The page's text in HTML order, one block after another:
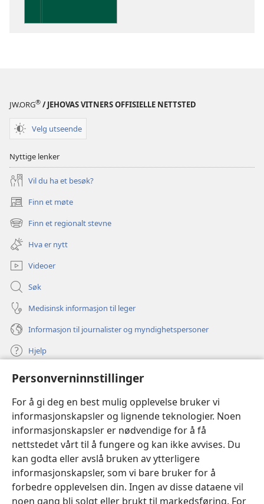
Personverninnstillinger
For å gi deg en best mulig opplevelse bruker vi
informasjonskapsler og lignende teknologier. Noen
informasjonskapsler er nødvendige for å få
nettstedet vårt til å fungere og kan ikke avvises. Du
kan godta eller avslå bruken av ytterligere
informasjonskapsler, som vi bare bruker for å
forbedre opplevelsen din. Ingen av disse dataene vil
noen gang bli solgt eller brukt til markedsføring. For
JW.ORG® / JEHOVAS VITNERS OFFISIELLE NETTSTED
Velg utseende
Nyttige lenker
Vil du ha et besøk?
Finn et møte
(åpner
nytt
vindu)
Finn et regionalt stevne
(åpner
nytt
vindu)
Hva er nytt
Videoer
Søk
Medisinsk informasjon til leger
Informasjon til journalister og myndighetspersoner
Hjelp
Bidrag
(åpner
nytt
vindu)Watchtower ONLINE LIBRARY™
(åpner
nytt
vindu) JW Hub ®
(åpner
nytt
vindu)JW Library ®
Watchtower Library